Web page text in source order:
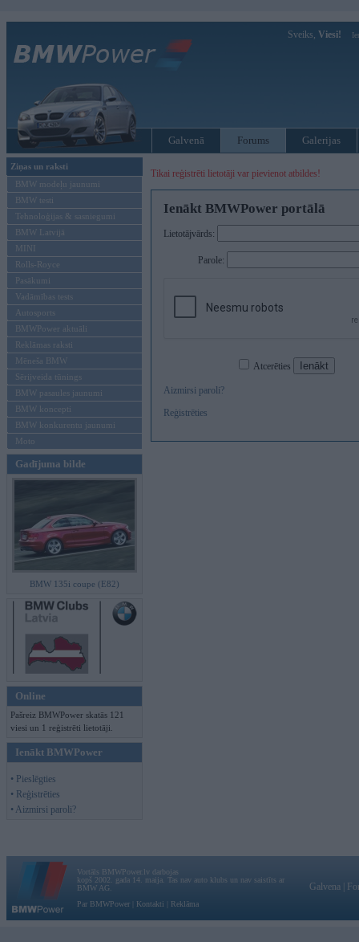
Sveiks, Viesi!
Galvenā Forums Galerijas
Ziņas un raksti
BMW modeļu jaunumi
BMW testi
Tehnoloģijas & sasniegumi
BMW Latvijā
MINI
Rolls-Royce
Pasākumi
Vadāmības tests
Autosports
BMWPower aktuāli
Reklāmas raksti
Mēneša BMW
Sērijveida tūnings
BMW pasaules jaunumi
BMW koncepti
BMW konkurentu jaunumi
Moto
Gadījuma bilde
BMW 135i coupe (E82)
Online
Pašreiz BMWPower skatās 121
viesi un 1 reģistrēti lietotāji.
Ienākt BMWPower
• Pieslēgties
• Reģistrēties
• Aizmirsi paroli?
Tikai reģistrēti lietotāji var pievienot atbildes!
Ienākt BMWPower portālā
Lietotājvārds:
Parole:
Atcerēties
Aizmirsi paroli?
Reģistrēties
Vortāls BMWPower.lv darbojas
kopš 2002. gada 14. maija. Tas nav auto klubs un nav saistīts ar
BMW AG.
Par BMWPower
Kontakti Reklāma
Galvena